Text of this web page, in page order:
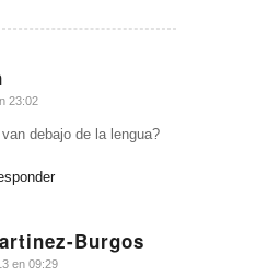
23:02
debajo de la lengua?
Burgos
en 09:29